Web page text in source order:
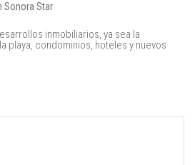
Sonora Star
inmobiliarios, ya sea la
playa, condominios, hoteles y nuevos